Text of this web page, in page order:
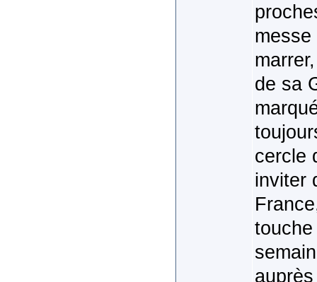
de sa
cercle
inviter